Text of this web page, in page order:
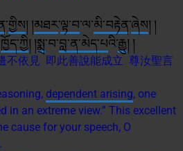
་གྱིས། །མཐར་ལྟ་བ་ལ་མི་བརྟེན་ཞེས། །
ཁྱོད་ཀྱི། །སྨྲ་བ་བླ་ན་མེད་པའི་རྒྱུ། །
不依見 即此善說能成立 尊汝聖言
dependent arising, one
in an extreme view.” This excellent
cause for your speech, O